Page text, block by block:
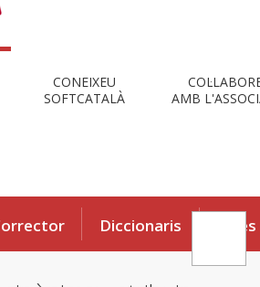
CONEIXEU
SOFTCATALÀ
AMB
Diccionaris Eines